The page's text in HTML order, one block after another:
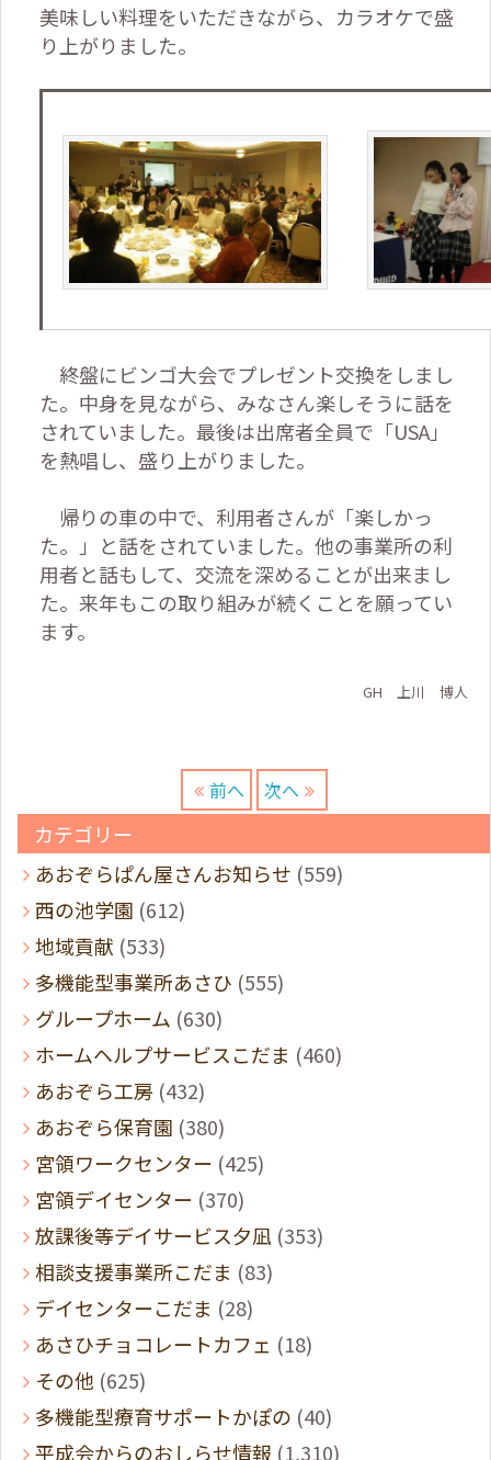
美味しい料理をいただきながら、カラオケで盛
り上がりました。
終盤にビンゴ大会でプレゼント交換をしまし
た。中身を見ながら、みなさん楽しそうに話を
されていました。最後は出席者全員で「USA」
を熱唱し、盛り上がりました。
帰りの車の中で、利用者さんが「楽しかっ
た。」と話をされていました。他の事業所の利
用者と話もして、交流を深めることが出来まし
た。来年もこの取り組みが続くことを願ってい
ます。
GH 上川 博人
前へ 次へ
カテゴリー
あおぞらぱん屋さんお知らせ (559)
西の池学園 (612)
地域貢献 (533)
多機能型事業所あさひ (555)
グループホーム (630)
ホームヘルプサービスこだま (460)
あおぞら工房 (432)
あおぞら保育園 (380)
宮領ワークセンター (425)
宮領デイセンター (370)
放課後等デイサービス夕凪 (353)
相談支援事業所こだま (83)
デイセンターこだま (28)
あさひチョコレートカフェ (18)
その他 (625)
多機能型療育サポートかぽの (40)
平成会からのおしらせ情報 (1,310)